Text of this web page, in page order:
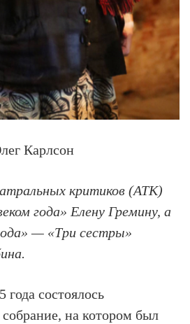
Карлсон
критиков (АТК)
года» Елену Гремину, а
— «Три сестры»
года состоялось
собрание, на котором был